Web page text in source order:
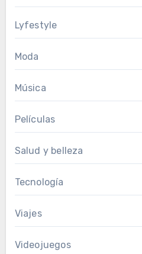
Lyfestyle
Moda
Música
Películas
Salud y belleza
Tecnología
Viajes
Videojuegos